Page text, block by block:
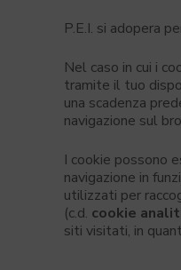
P.E.I. si adopera
Nel caso in cui i
tramite il tuo
una scadenza
navigazione sul
I cookie possono
navigazione in
utilizzati per
(c.d. cookie
siti visitati, in